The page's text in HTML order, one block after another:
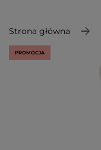
Strona główna
PROMOCJA